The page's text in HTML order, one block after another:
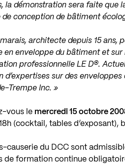
la démonstration sera faite que
de conception de bâtiment
architecte depuis 15 ans,
en enveloppe du bâtiment et
professionnelle LE D®.
d’expertises sur des
Trempe Inc. »
vous le mercredi 15 octobre
(cocktail, tables d’exposant),
causerie du DCC sont
de formation continue